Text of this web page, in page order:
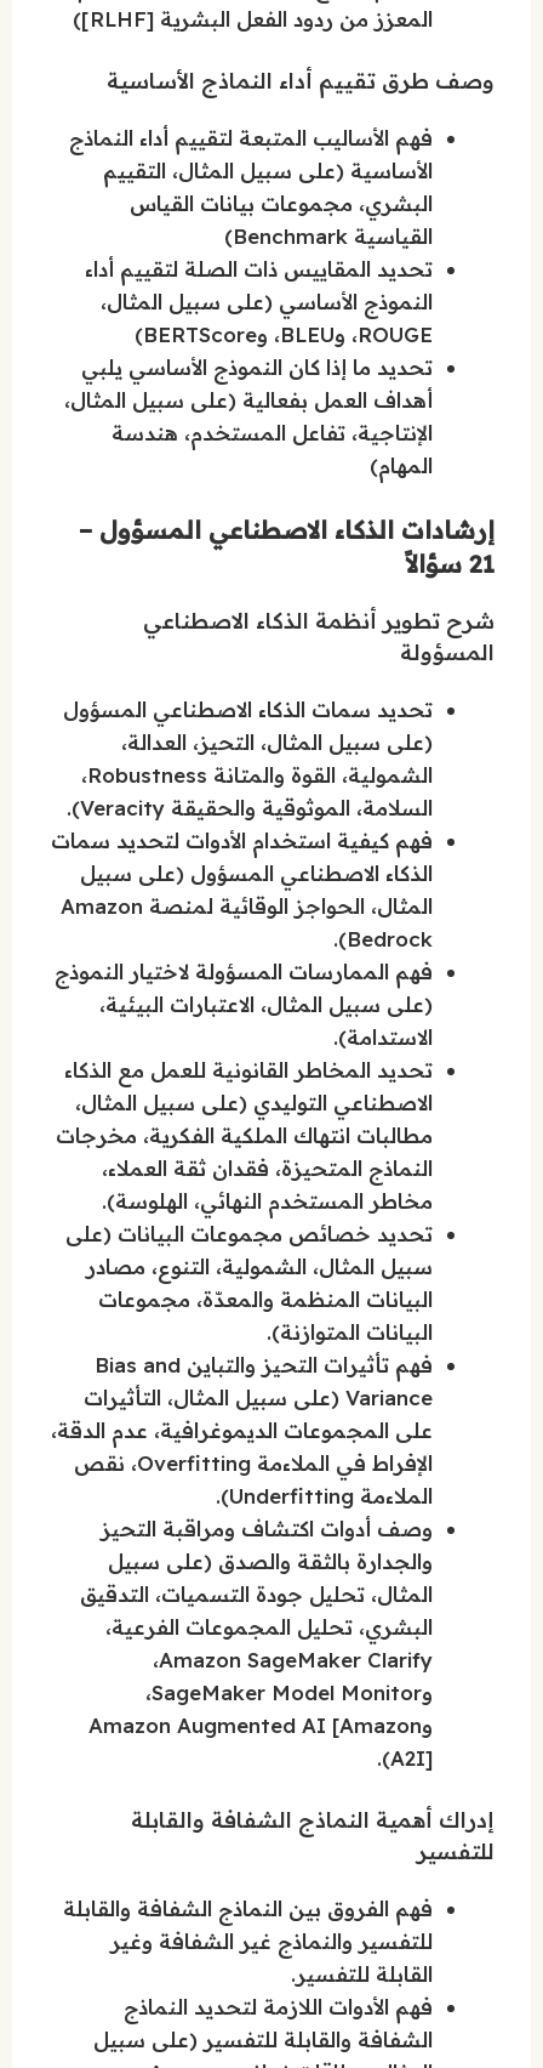
المعزز من ردود الفعل البشرية [RLHF])
وصف طرق تقييم أداء النماذج الأساسية
فهم الأساليب المتبعة لتقييم أداء النماذج
الأساسية (على سبيل المثال، التقييم
البشري، مجموعات بيانات القياس
القياسية Benchmark)
تحديد المقاييس ذات الصلة لتقييم أداء
النموذج الأساسي (على سبيل المثال،
ROUGE، وBLEU، وBERTScore)
تحديد ما إذا كان النموذج الأساسي يلبي
أهداف العمل بفعالية (على سبيل المثال،
الإنتاجية، تفاعل المستخدم، هندسة
المهام)
إرشادات الذكاء الاصطناعي المسؤول –
21 سؤالاً
شرح تطوير أنظمة الذكاء الاصطناعي
المسؤولة
تحديد سمات الذكاء الاصطناعي المسؤول
(على سبيل المثال، التحيز، العدالة،
الشمولية، القوة والمتانة Robustness،
السلامة، الموثوقية والحقيقة Veracity).
فهم كيفية استخدام الأدوات لتحديد سمات
الذكاء الاصطناعي المسؤول (على سبيل
المثال، الحواجز الوقائية لمنصة Amazon
Bedrock).
فهم الممارسات المسؤولة لاختيار النموذج
(على سبيل المثال، الاعتبارات البيئية،
الاستدامة).
تحديد المخاطر القانونية للعمل مع الذكاء
الاصطناعي التوليدي (على سبيل المثال،
مطالبات انتهاك الملكية الفكرية، مخرجات
النماذج المتحيزة، فقدان ثقة العملاء،
مخاطر المستخدم النهائي، الهلوسة).
تحديد خصائص مجموعات البيانات (على
سبيل المثال، الشمولية، التنوع، مصادر
البيانات المنظمة والمعدّة، مجموعات
البيانات المتوازنة).
فهم تأثيرات التحيز والتباين Bias and
Variance (على سبيل المثال، التأثيرات
على المجموعات الديموغرافية، عدم الدقة،
الإفراط في الملاءمة Overfitting، نقص
الملاءمة Underfitting).
وصف أدوات اكتشاف ومراقبة التحيز
والجدارة بالثقة والصدق (على سبيل
المثال، تحليل جودة التسميات، التدقيق
البشري، تحليل المجموعات الفرعية،
Amazon SageMaker Clarify،
وSageMaker Model Monitor،
وAmazon Augmented AI [Amazon
A2I]).
إدراك أهمية النماذج الشفافة والقابلة
للتفسير
فهم الفروق بين النماذج الشفافة والقابلة
للتفسير والنماذج غير الشفافة وغير
القابلة للتفسير.
فهم الأدوات اللازمة لتحديد النماذج
الشفافة والقابلة للتفسير (على سبيل